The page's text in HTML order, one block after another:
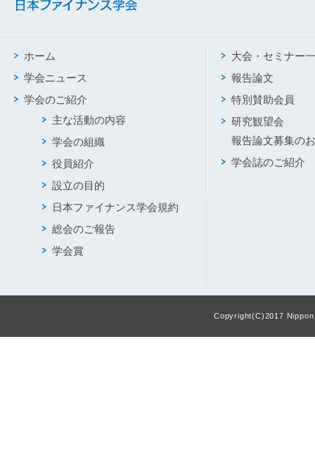
ホーム
学会ニュース
学会のご紹介
主な活動の内容
学会の組織
役員紹介
設立の目的
日本ファイナンス学会規約
総会のご報告
学会賞
大会・セミナー
報告論文
特別賛助会員
研究観望会
報告論文募集の
学会誌のご紹介
Copyright(C)2017